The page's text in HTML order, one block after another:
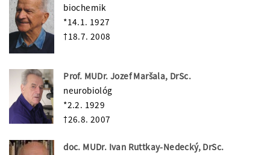
biochemik
*14.1. 1927
†18.7. 2008
Prof. MUDr. Jozef Maršala, DrSc.
neurobiológ
*2.2. 1929
†26.8. 2007
doc. MUDr. Ivan Ruttkay-Nedecký, DrSc.